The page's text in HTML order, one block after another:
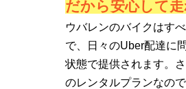
だから安心して
ウバレンのバイクはす
で、日々のUber配達に
状態で提供されます。
のレンタルプランなの